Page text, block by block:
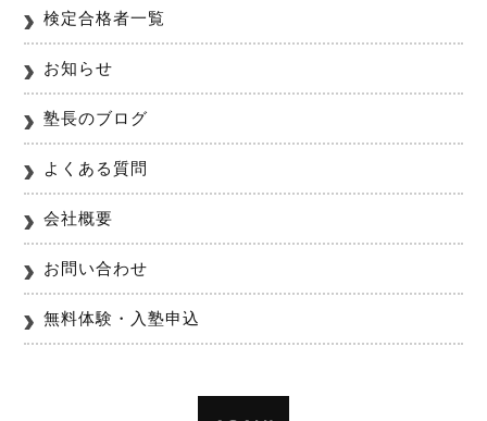
検定合格者一覧
お知らせ
塾長のブログ
よくある質問
会社概要
お問い合わせ
無料体験・入塾申込